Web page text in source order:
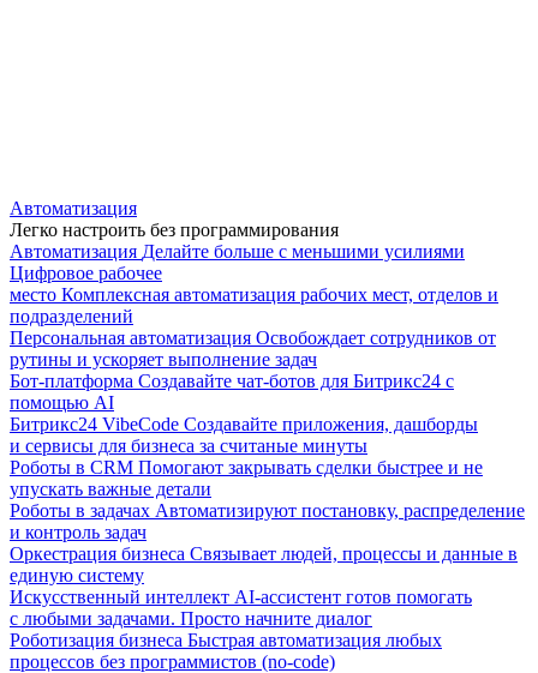
Автоматизация
Легко настроить без программирования
Автоматизация Делайте больше с меньшими усилиями
Цифровое рабочее
место Комплексная автоматизация рабочих мест, отделов и
подразделений
Персональная автоматизация Освобождает сотрудников от
рутины и ускоряет выполнение задач
Бот-платформа Создавайте чат-ботов для Битрикс24 с
помощью AI
Битрикс24 VibeCode Создавайте приложения, дашборды
и сервисы для бизнеса за считаные минуты
Роботы в CRM Помогают закрывать сделки быстрее и не
упускать важные детали
Роботы в задачах Автоматизируют постановку, распределение
и контроль задач
Оркестрация бизнеса Связывает людей, процессы и данные в
единую систему
Искусственный интеллект AI-ассистент готов помогать
с любыми задачами. Просто начните диалог
Роботизация бизнеса Быстрая автоматизация любых
процессов без программистов (no-code)